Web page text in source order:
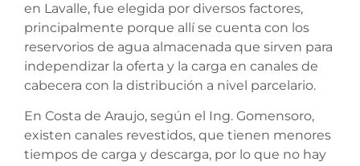
en Lavalle, fue elegida por diversos factores,
principalmente porque allí se cuenta con los
reservorios de agua almacenada que sirven para
independizar la oferta y la carga en canales de
cabecera con la distribución a nivel parcelario.
En Costa de Araujo, según el Ing. Gomensoro,
existen canales revestidos, que tienen menores
tiempos de carga y descarga, por lo que no hay